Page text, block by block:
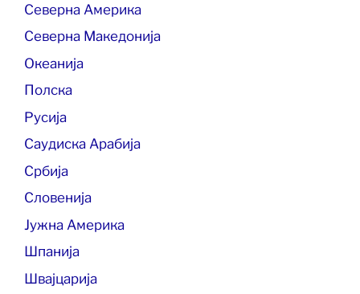
Северна Америка
Северна Македонија
Океанија
Полска
Русија
Саудиска Арабија
Србија
Словенија
Јужна Америка
Шпанија
Швајцарија